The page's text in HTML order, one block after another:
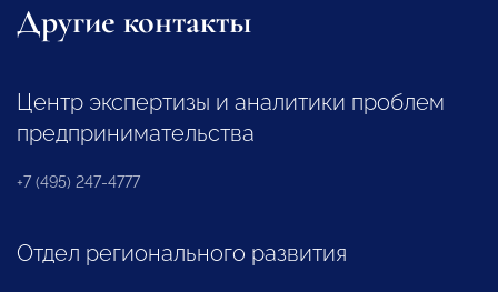
Другие контакты
Центр экспертизы и аналитики проблем
предпринимательства
+7 (495) 247-4777
Отдел регионального развития